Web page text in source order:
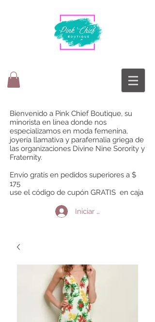
Bienvenido a Pink Chief Boutique, su
minorista en línea donde nos
especializamos en moda femenina,
joyería llamativa y parafernalia griega de
las organizaciones Divine Nine Sorority y
Fraternity.
Envío gratis en pedidos superiores a $
175
use el código de cupón GRATIS en caja
Iniciar sesión